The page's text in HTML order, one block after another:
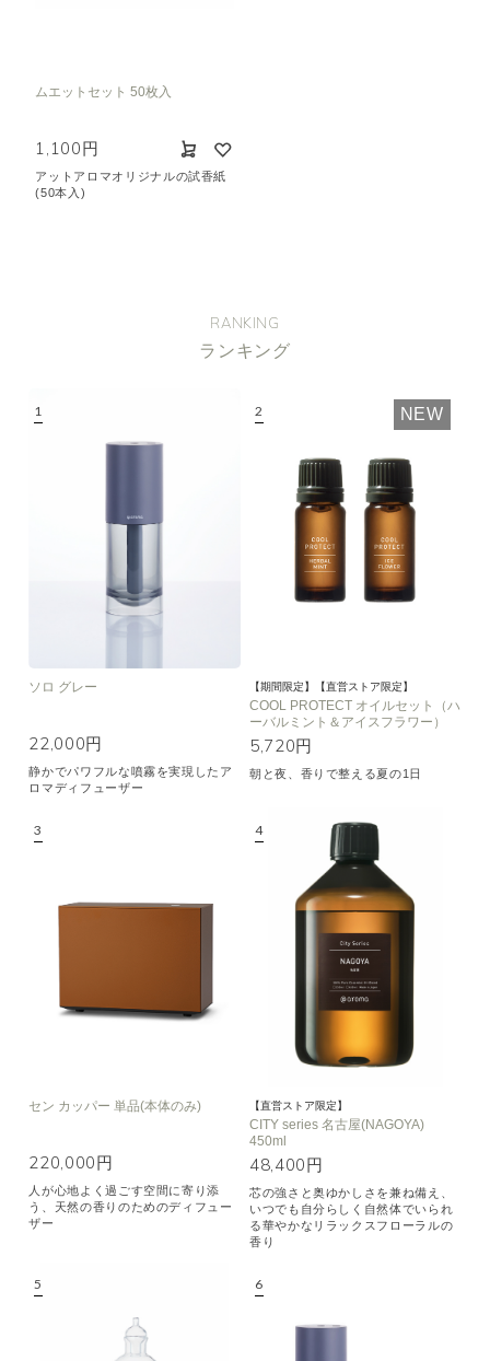
ムエットセット 50枚入
1,100円
アットアロマオリジナルの試香紙
(50本入)
RANKING
ランキング
ソロ グレー
22,000円
静かでパワフルな噴霧を実現したア
ロマディフューザー
NEW
【期間限定】【直営ストア限定】
COOL PROTECT オイルセット（ハ
ーバルミント＆アイスフラワー）
5,720円
朝と夜、香りで整える夏の1日
セン カッパー 単品(本体のみ)
220,000円
人が心地よく過ごす空間に寄り添
う、天然の香りのためのディフュー
ザー
【直営ストア限定】
CITY series 名古屋(NAGOYA)
450ml
48,400円
芯の強さと奥ゆかしさを兼ね備え、
いつでも自分らしく自然体でいられ
る華やかなリラックスフローラルの
香り